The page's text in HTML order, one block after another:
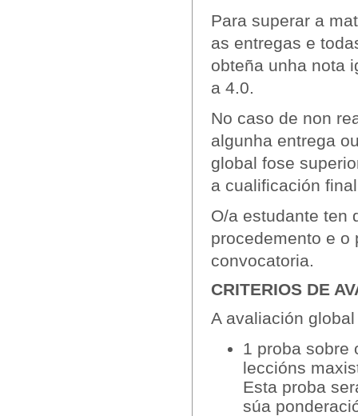
Para superar a
as entregas e
obteña unha nota
a 4.0.
No caso de non
algunha entrega
global fose
a cualificación
O/a estudante ten
procedemento e o
convocatoria.
CRITERIOS DE
A avaliación
1 proba sobre
leccións
Esta proba
súa